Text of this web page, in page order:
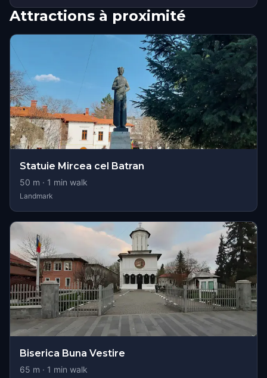
Attractions à proximité
Statuie Mircea cel Batran
50 m · 1 min walk
Landmark
Biserica Buna Vestire
65 m · 1 min walk